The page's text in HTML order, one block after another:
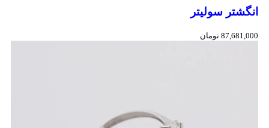
انگشتر سولیتر
87,681,000 تومان